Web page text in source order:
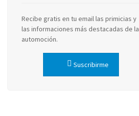
Recibe gratis en tu email las primicias y
las informaciones más destacadas de la
automoción.
Suscribirme